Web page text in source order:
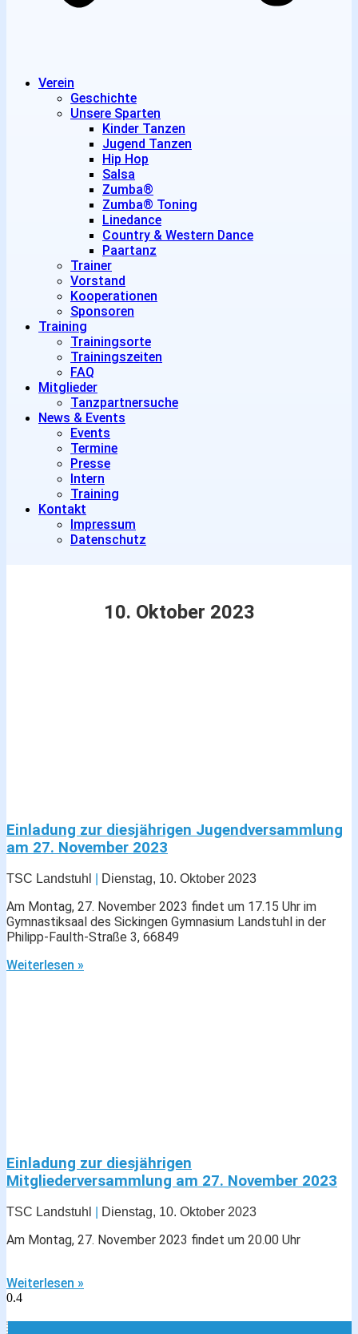
Verein
Geschichte
Unsere Sparten
Kinder Tanzen
Jugend Tanzen
Hip Hop
Salsa
Zumba®
Zumba® Toning
Linedance
Country & Western Dance
Paartanz
Trainer
Vorstand
Kooperationen
Sponsoren
Training
Trainingsorte
Trainingszeiten
FAQ
Mitglieder
Tanzpartnersuche
News & Events
Events
Termine
Presse
Intern
Training
Kontakt
Impressum
Datenschutz
10. Oktober 2023
Einladung zur diesjährigen Jugendversammlung
am 27. November 2023
TSC Landstuhl Dienstag, 10. Oktober 2023
Am Montag, 27. November 2023 findet um 17.15 Uhr im
Gymnastiksaal des Sickingen Gymnasium Landstuhl in der
Philipp-Faulth-Straße 3, 66849
Weiterlesen »
Einladung zur diesjährigen
Mitgliederversammlung am 27. November 2023
TSC Landstuhl Dienstag, 10. Oktober 2023
Am Montag, 27. November 2023 findet um 20.00 Uhr
Weiterlesen »